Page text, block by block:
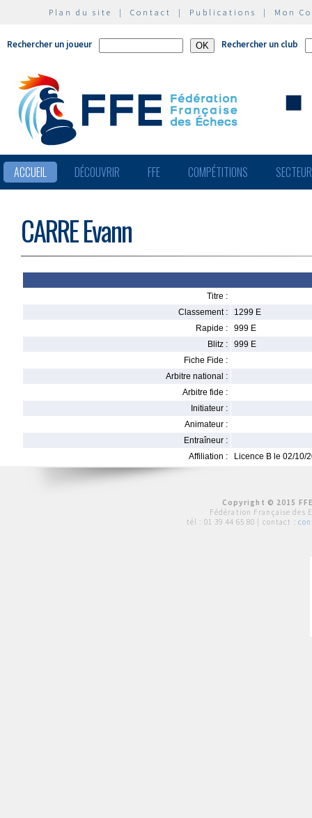
Plan du site | Contact | Publications | Mon
Rechercher un joueur Rechercher un club
ACCUEIL DÉCOUVRIR FFE COMPÉTITIONS
CARRE Evann
Titre :
Classement :
1299 E
Rapide :
999 E
Blitz :
999 E
Fiche Fide :
Arbitre national :
Arbitre fide :
Initiateur :
Animateur :
Entraîneur :
Affiliation :
Licence B le 02/10/
Copyright © 2015
Fédération Française des
tél : 01 39 44 65 80 | contact :